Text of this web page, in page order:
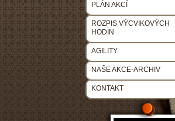
PLÁN AKCÍ
ROZPIS VÝCVIKOVÝCH
HODIN
AGILITY
NAŠE AKCE-ARCHIV
KONTAKT